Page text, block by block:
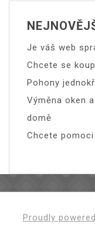
Je váš web
Chcete se
Pohony
Výměna oken
domě
Chcete
Proudly